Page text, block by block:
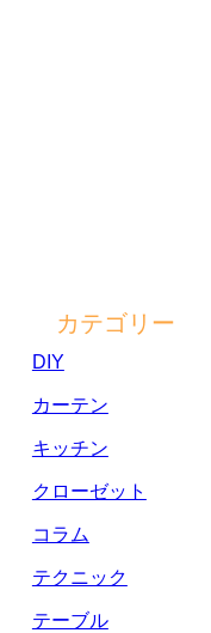
カテゴリー
DIY
カーテン
キッチン
クローゼット
コラム
テクニック
テーブル